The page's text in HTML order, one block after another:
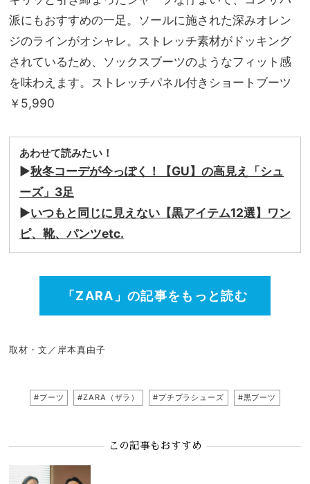
派にもおすすめの一足。ソールに施された深みオレン
ジのラインがオシャレ。ストレッチ素材がドッキング
されているため、ソックスブーツのようなフィット感
を味わえます。ストレッチパネル付きショートブーツ
￥5,990
あわせて読みたい！
▶︎秋冬コーデが今っぽく！【GU】の高見え「シュ
ーズ」3足
▶︎いつもと同じに見えない【黒アイテム12選】ワン
ピ、靴、パンツetc.
「ZARA」の記事をもっと読む
取材・文／岸本真由子
#ブーツ #ZARA（ザラ） #プチプラシューズ #黒ブーツ
この記事もおすすめ